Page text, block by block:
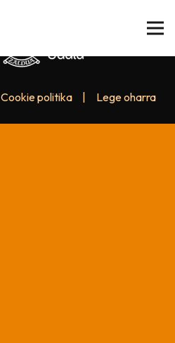
Cookie politika Lege oharra